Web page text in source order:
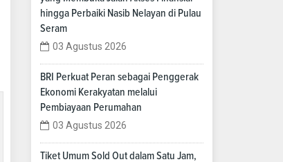
hingga Perbaiki Nasib Nelayan di Pulau
Seram
03 Agustus 2026
BRI Perkuat Peran sebagai Penggerak
Ekonomi Kerakyatan melalui
Pembiayaan Perumahan
03 Agustus 2026
Tiket Umum Sold Out dalam Satu Jam,